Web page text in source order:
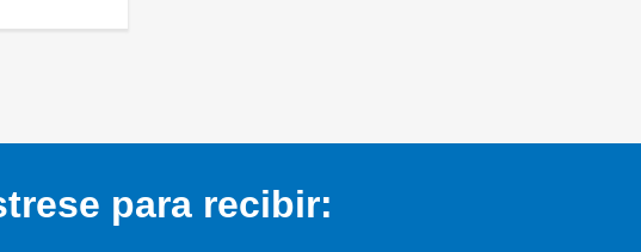
para recibir: